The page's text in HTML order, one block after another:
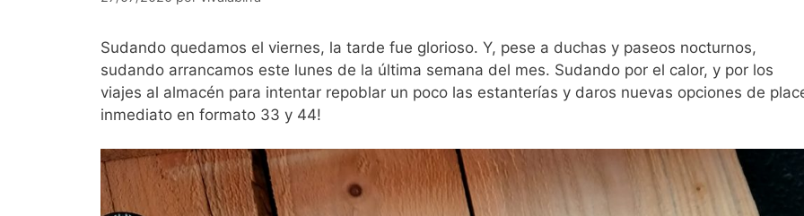
Sudando quedamos el viernes, la tarde fue glorioso. Y, pese a duchas y paseos nocturnos,
sudando arrancamos este lunes de la última semana del mes. Sudando por el calor, y por los
viajes al almacén para intentar repoblar un poco las estanterías y daros nuevas opciones de
inmediato en formato 33 y 44!